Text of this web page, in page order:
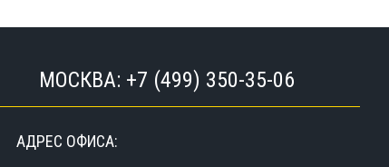
МОСКВА: +7 (499) 350-35-06
АДРЕС ОФИСА: